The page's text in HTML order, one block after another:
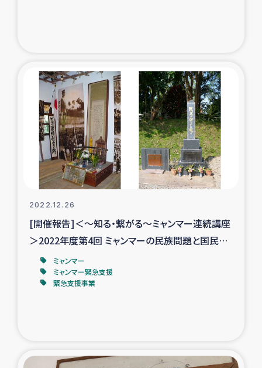
スリランカ南部洪水被災者支援
スリランカの南北女性をつなぐサリー・リサイクル・プロ
ジェクト
復興支援事業
女性グループPIFWANITAによる食品加工事業
ガザ人道支援
ミャンマー緊急支援
2022.12.26
[開催報告]＜～知る・繋がる～ミャンマー連続講座
＞2022年度第4回 ミャンマーの民族問題と国民統
合：カヤー（カレンニー）世界から
ミャンマー
ミャンマー緊急支援
緊急支援事業